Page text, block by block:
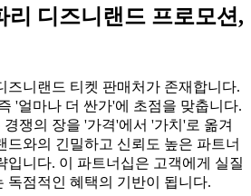
리 디즈니랜드 프로모션,
즈니랜드 티켓 판매처가 존재합니다.
'얼마나 더 싼가'에 초점을 맞춥니다.
쟁의 장을 '가격'에서 '가치'로 옮겨
드와의 긴밀하고 신뢰도 높은 파트너
입니다. 이 파트너십은 고객에게 실질
독점적인 혜택의 기반이 됩니다.